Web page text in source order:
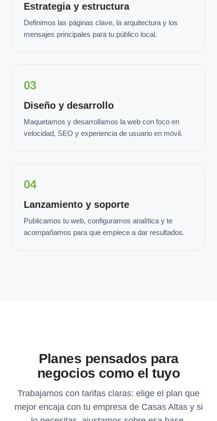
Estrategia y estructura
Definimos las páginas clave, la arquitectura y los
mensajes principales para tu público local.
03
Diseño y desarrollo
Maquetamos y desarrollamos la web con foco en
velocidad, SEO y experiencia de usuario en móvil.
04
Lanzamiento y soporte
Publicamos tu web, configuramos analítica y te
acompañamos para que empiece a dar resultados.
Planes pensados para
negocios como el tuyo
Trabajamos con tarifas claras: elige el plan que
mejor encaja con tu empresa de Casas Altas y si